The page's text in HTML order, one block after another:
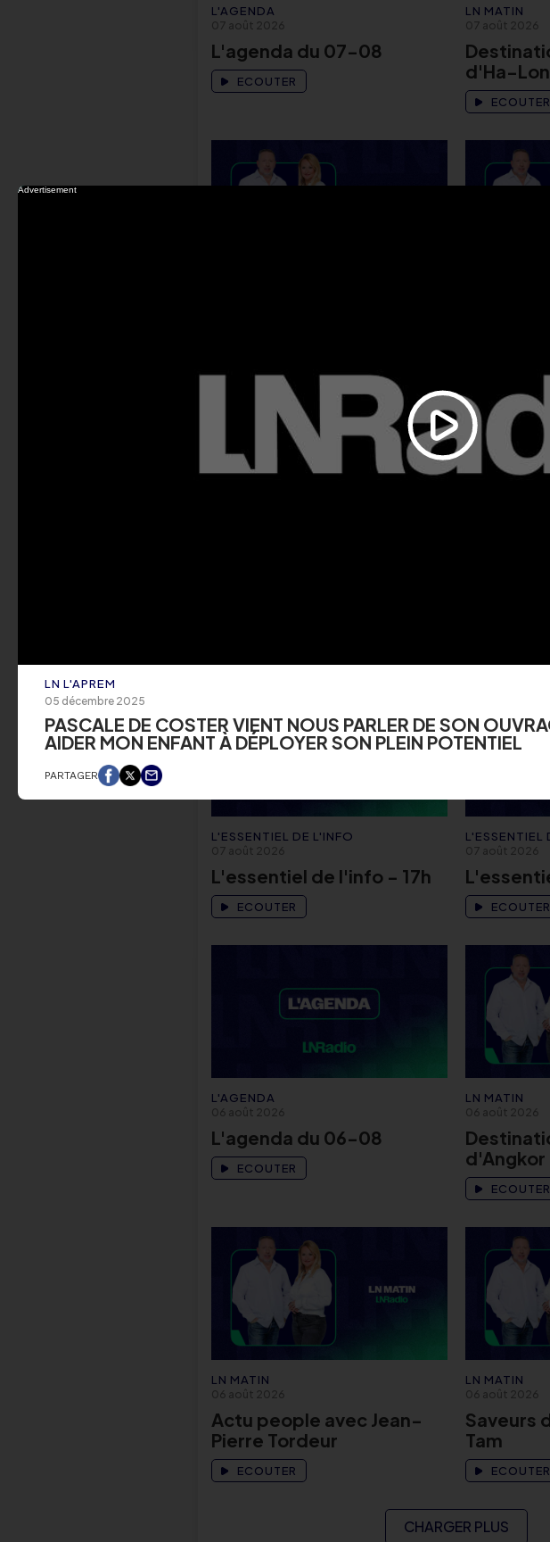
L'AGENDA
07 août 2026
L'agenda du 07-08
ECOUTER
LN MATIN
07 août 2026
d'Ha-
ECOUTER
ECOUTER
L'ESSENTIEL DE L'INFO
07 août 2026
L'essentiel de l'info - 17h
ECOUTER
L'ESSENTIEL
07 août 2026
ECOUTER
L'AGENDA
06 août 2026
L'agenda du 06-08
ECOUTER
LN MATIN
06 août 2026
d'Angkor
ECOUTER
LN MATIN
06 août 2026
Actu people avec Jean-
Pierre Tordeur
ECOUTER
LN MATIN
06 août 2026
Saveurs
Tam
ECOUTER
CHARGER PLUS
LN L'APREM
05 décembre 2025
PASCALE DE COSTER VIENT NOUS PARLER DE SON
AIDER MON ENFANT À DÉPLOYER SON PLEIN POTENTIEL
PARTAGER